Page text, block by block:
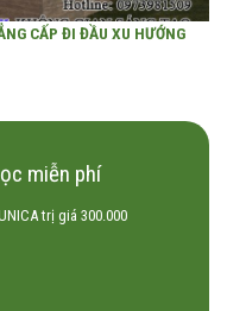
CẤP ĐI ĐẦU XU HƯỚNG
miễn phí
trị giá 300.000